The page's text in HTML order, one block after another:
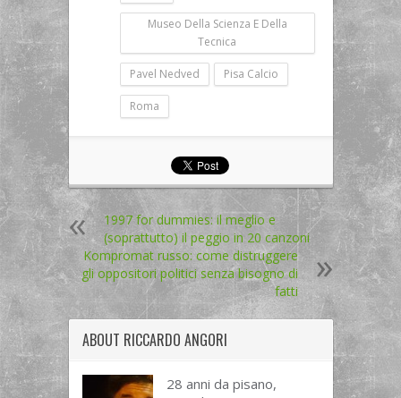
Museo Della Scienza E Della
Tecnica
Pavel Nedved Pisa Calcio
Roma
1997 for dummies: il meglio e
(soprattutto) il peggio in 20 canzoni
Kompromat russo: come distruggere
gli oppositori politici senza bisogno di
fatti
ABOUT RICCARDO ANGORI
28 anni da pisano,